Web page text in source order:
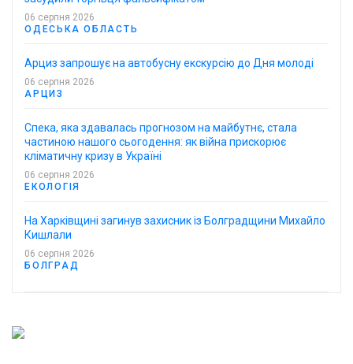
06 серпня 2026
ОДЕСЬКА ОБЛАСТЬ
Арциз запрошує на автобусну екскурсію до Дня молоді
06 серпня 2026
АРЦИЗ
Спека, яка здавалась прогнозом на майбутнє, стала
частиною нашого сьогодення: як війна прискорює
кліматичну кризу в Україні
06 серпня 2026
ЕКОЛОГІЯ
На Харківщині загинув захисник із Болградщини Михайло
Кишлали
06 серпня 2026
БОЛГРАД